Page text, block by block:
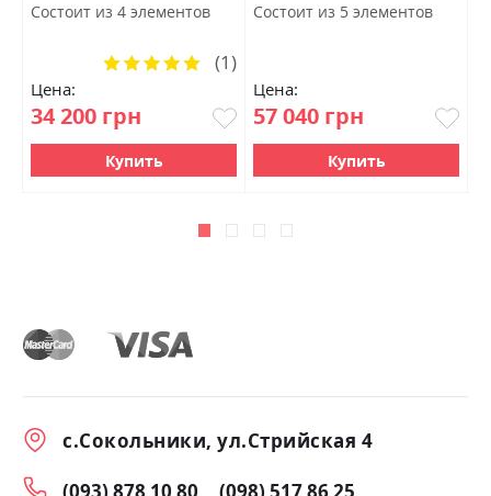
Состоит из 4 элементов
Цена:
34 200 грн
Рейтинг:
(1)
Купить
Состоит из 5 элементов
Цена:
57 040 грн
Купить
с.Сокольники, ул.Стрийская 4
(093) 878 10 80
(098) 517 86 25